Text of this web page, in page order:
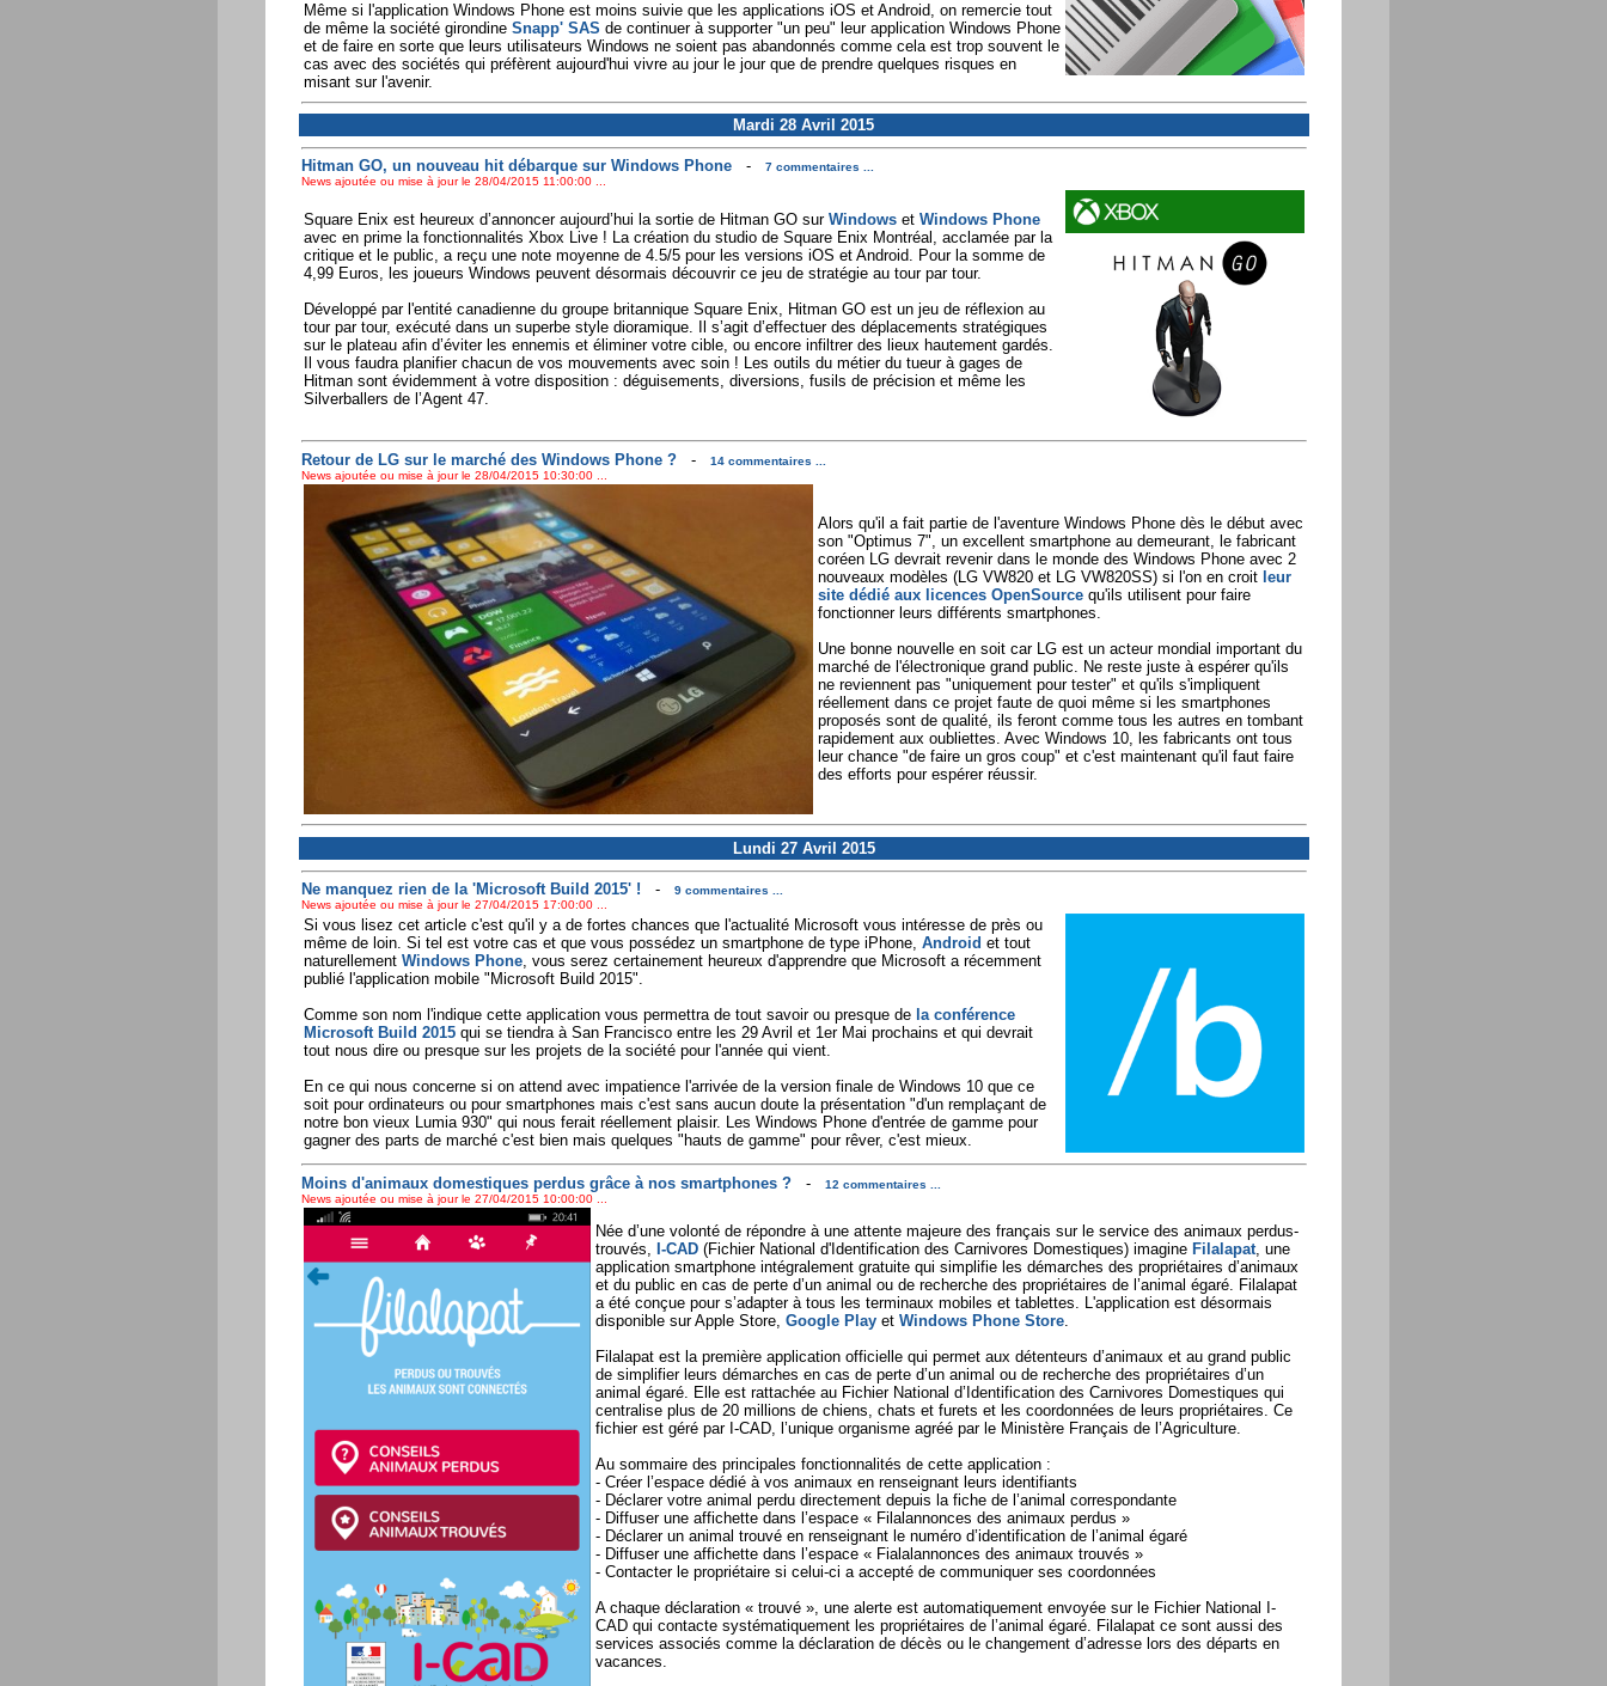
Même si l'application Windows Phone est moins suivie que les applications iOS et Android, on remercie tout
de même la société girondine Snapp' SAS de continuer à supporter "un peu" leur application Windows Phone
et de faire en sorte que leurs utilisateurs Windows ne soient pas abandonnés comme cela est trop souvent le
cas avec des sociétés qui préfèrent aujourd'hui vivre au jour le jour que de prendre quelques risques en
misant sur l'avenir.
Mardi 28 Avril 2015
Hitman GO, un nouveau hit débarque sur Windows Phone-
7 commentaires ...
News ajoutée ou mise à jour le 28/04/2015 11:00:00 ...
Square Enix est heureux d’annoncer aujourd’hui la sortie de Hitman GO sur Windowset Windows Phone
avec en prime la fonctionnalités Xbox Live ! La création du studio de Square Enix Montréal, acclamée par la
critique et le public, a reçu une note moyenne de 4.5/5 pour les versions iOS et Android. Pour la somme de
4,99 Euros, les joueurs Windows peuvent désormais découvrir ce jeu de stratégie au tour par tour.
Développé par l'entité canadienne du groupe britannique Square Enix, Hitman GO est un jeu de réflexion au
tour par tour, exécuté dans un superbe style dioramique. Il s’agit d’effectuer des déplacements stratégiques
sur le plateau afin d’éviter les ennemis et éliminer votre cible, ou encore infiltrer des lieux hautement gardés.
Il vous faudra planifier chacun de vos mouvements avec soin ! Les outils du métier du tueur à gages de
Hitman sont évidemment à votre disposition : déguisements, diversions, fusils de précision et même les
Silverballers de l’Agent 47.
Retour de LG sur le marché des Windows Phone ?-
14 commentaires ...
News ajoutée ou mise à jour le 28/04/2015 10:30:00 ...
Alors qu'il a fait partie de l'aventure Windows Phone dès le début avec
son "Optimus 7", un excellent smartphone au demeurant, le fabricant
coréen LG devrait revenir dans le monde des Windows Phone avec 2
nouveaux modèles (LG VW820 et LG VW820SS) si l'on en croit leur
site dédié aux licences OpenSourcequ'ils utilisent pour faire
fonctionner leurs différents smartphones.
Une bonne nouvelle en soit car LG est un acteur mondial important du
marché de l'électronique grand public. Ne reste juste à espérer qu'ils
ne reviennent pas "uniquement pour tester" et qu'ils s'impliquent
réellement dans ce projet faute de quoi même si les smartphones
proposés sont de qualité, ils feront comme tous les autres en tombant
rapidement aux oubliettes. Avec Windows 10, les fabricants ont tous
leur chance "de faire un gros coup" et c'est maintenant qu'il faut faire
des efforts pour espérer réussir.
Lundi 27 Avril 2015
Ne manquez rien de la 'Microsoft Build 2015' ! -
9 commentaires ...
News ajoutée ou mise à jour le 27/04/2015 17:00:00 ...
Si vous lisez cet article c'est qu'il y a de fortes chances que l'actualité Microsoft vous intéresse de près ou
même de loin. Si tel est votre cas et que vous possédez un smartphone de type iPhone, Android et tout
naturellement Windows Phone, vous serez certainement heureux d'apprendre que Microsoft a récemment
publié l'application mobile "Microsoft Build 2015".
Comme son nom l'indique cette application vous permettra de tout savoir ou presque de la conférence
Microsoft Build 2015qui se tiendra à San Francisco entre les 29 Avril et 1er Mai prochains et qui devrait
tout nous dire ou presque sur les projets de la société pour l'année qui vient.
En ce qui nous concerne si on attend avec impatience l'arrivée de la version finale de Windows 10 que ce
soit pour ordinateurs ou pour smartphones mais c'est sans aucun doute la présentation "d'un remplaçant de
notre bon vieux Lumia 930" qui nous ferait réellement plaisir. Les Windows Phone d'entrée de gamme pour
gagner des parts de marché c'est bien mais quelques "hauts de gamme" pour rêver, c'est mieux.
Moins d'animaux domestiques perdus grâce à nos smartphones ?-
12 commentaires ...
News ajoutée ou mise à jour le 27/04/2015 10:00:00 ...
Née d’une volonté de répondre à une attente majeure des français sur le service des animaux perdus-
trouvés, I-CAD(Fichier National d'Identification des Carnivores Domestiques) imagine Filalapat, une
application smartphone intégralement gratuite qui simplifie les démarches des propriétaires d’animaux
et du public en cas de perte d’un animal ou de recherche des propriétaires de l’animal égaré. Filalapat
a été conçue pour s’adapter à tous les terminaux mobiles et tablettes. L'application est désormais
disponible sur Apple Store, Google Playet Windows Phone Store.
Filalapat est la première application officielle qui permet aux détenteurs d’animaux et au grand public
de simplifier leurs démarches en cas de perte d’un animal ou de recherche des propriétaires d’un
animal égaré. Elle est rattachée au Fichier National d’Identification des Carnivores Domestiques qui
centralise plus de 20 millions de chiens, chats et furets et les coordonnées de leurs propriétaires. Ce
fichier est géré par I-CAD, l’unique organisme agréé par le Ministère Français de l’Agriculture.
Au sommaire des principales fonctionnalités de cette application :
- Créer l’espace dédié à vos animaux en renseignant leurs identifiants
- Déclarer votre animal perdu directement depuis la fiche de l’animal correspondante
- Diffuser une affichette dans l’espace « Filalannonces des animaux perdus »
- Déclarer un animal trouvé en renseignant le numéro d’identification de l’animal égaré
- Diffuser une affichette dans l’espace « Fialalannonces des animaux trouvés »
- Contacter le propriétaire si celui-ci a accepté de communiquer ses coordonnées
A chaque déclaration « trouvé », une alerte est automatiquement envoyée sur le Fichier National I-
CAD qui contacte systématiquement les propriétaires de l’animal égaré. Filalapat ce sont aussi des
services associés comme la déclaration de décès ou le changement d’adresse lors des départs en
vacances.